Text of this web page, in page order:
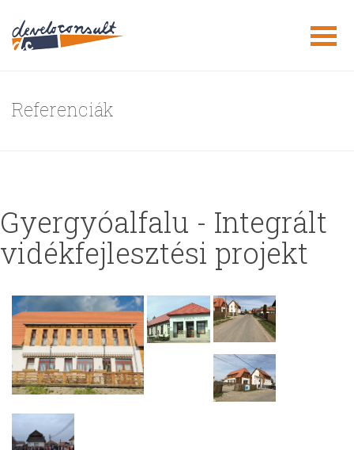
Referenciák
Gyergyóalfalu - Integrált
vidékfejlesztési projekt